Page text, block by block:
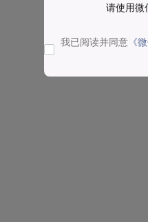
请使用微
我已阅读并同意 《